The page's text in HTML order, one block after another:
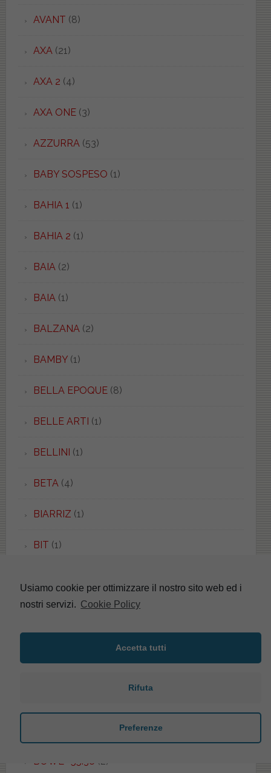
AVANT (8)
AXA (21)
AXA 2 (4)
AXA ONE(3)
AZZURRA (53)
BABY SOSPESO (1)
BAHIA 1 (1)
BAHIA 2 (1)
BAIA (2)
BAIA (1)
BALZANA (2)
BAMBY(1)
BELLA EPOQUE(8)
BELLE ARTI (1)
BELLINI (1)
BETA (4)
BIARRIZ (1)
BIT (1)
BOHEMIEN(1)
BOWL+ 55.38 (2)
Usiamo cookie per ottimizzare il nostro sito web ed i
nostri servizi. Cookie Policy
Accetta tutti
Rifuta
Preferenze